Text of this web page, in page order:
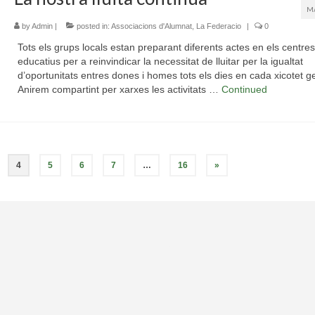
byAdmin| posted in: Associacions d'Alumnat, La Federacio | 0
Tots els grups locals estan preparant diferents actes en els centres
educatius per a reinvindicar la necessitat de lluitar per la igualtat
d’oportunitats entres dones i homes tots els dies en cada xicotet
Anirem compartint per xarxes les activitats … Continued
4 5 6 7 … 16 »